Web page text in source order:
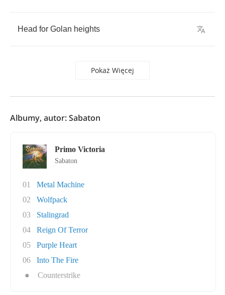
Head for Golan heights
Pokaż Więcej
Albumy, autor: Sabaton
Primo Victoria
Sabaton
01
Metal Machine
02
Wolfpack
03
Stalingrad
04
Reign Of Terror
05
Purple Heart
06
Into The Fire
●
Counterstrike